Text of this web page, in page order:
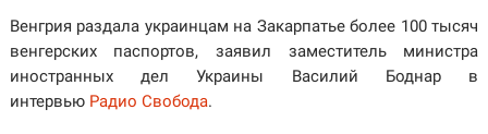
Венгрия раздала украинцам на Закарпатье более 100 тысяч
венгерских паспортов, заявил заместитель министра
иностранных дел Украины Василий Боднар в
интервью Радио Свобода.